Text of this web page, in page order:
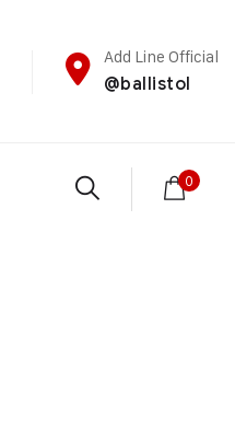
Add Line Official
@ballistol
0